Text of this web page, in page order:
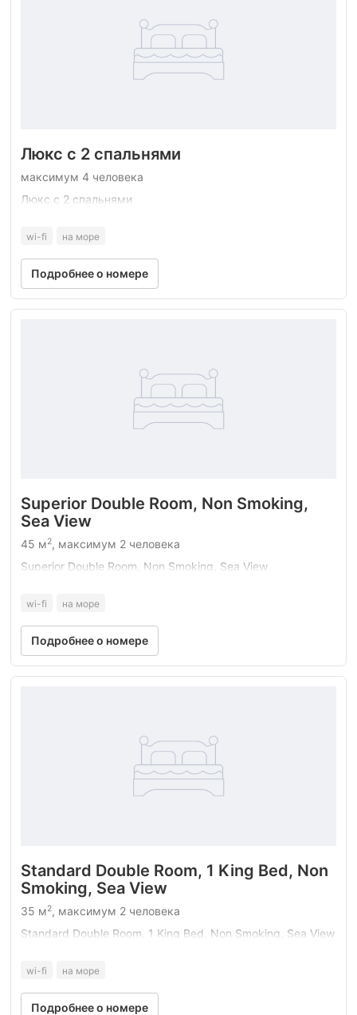
Люкс с 2 спальнями
максимум 4 человека
Люкс с 2 спальнями
wi-fi на море
Подробнее о номере
Superior Double Room, Non Smoking,
Sea View
45 м2, максимум 2 человека
Superior Double Room, Non Smoking, Sea View
wi-fi на море
Подробнее о номере
Standard Double Room, 1 King Bed, Non
Smoking, Sea View
35 м2, максимум 2 человека
Standard Double Room, 1 King Bed, Non Smoking, Sea View
wi-fi на море
Подробнее о номере